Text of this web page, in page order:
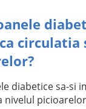
circulatia